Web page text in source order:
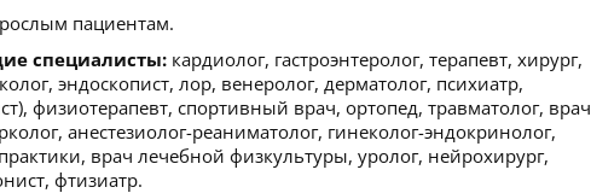
пациентам.
специалисты: кардиолог, гастроэнтеролог, терапевт, хирург,
эндоскопист, лор, венеролог, дерматолог, психиатр,
физиотерапевт, спортивный врач, ортопед, травматолог, врач
анестезиолог-реаниматолог, гинеколог-эндокринолог,
врач лечебной физкультуры, уролог, нейрохирург,
фтизиатр.